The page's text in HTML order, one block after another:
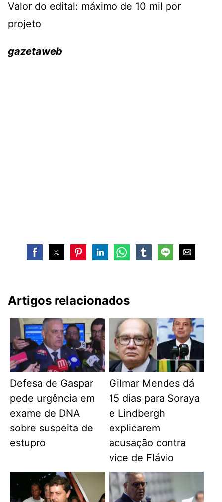
Valor do edital: máximo de 10 mil por
projeto
gazetaweb
Artigos relacionados
Defesa de Gaspar
pede urgência em
exame de DNA
sobre suspeita de
estupro
Gilmar Mendes dá
15 dias para Soraya
e Lindbergh
explicarem
acusação contra
vice de Flávio